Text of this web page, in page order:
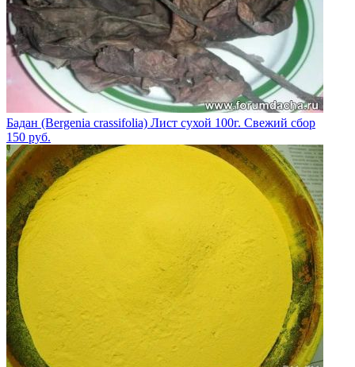
Бадан (Bergenia crassifolia) Лист сухой 100г. Свежий сбор
150 руб.